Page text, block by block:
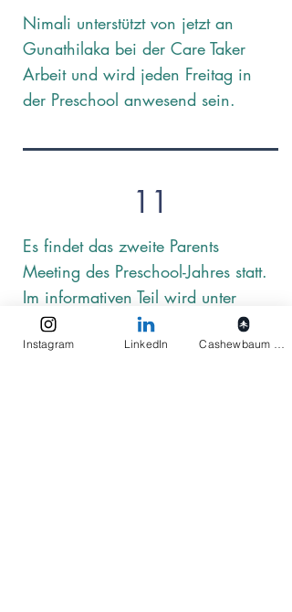
Nimali unterstützt von jetzt an
Gunathilaka bei der Care Taker
Arbeit und wird jeden Freitag in
der Preschool anwesend sein.
11
Es findet das zweite Parents
Meeting des Preschool-Jahres statt.
Im informativen Teil wird unter
anderem die neue Teacher
Aufstellung besprochen wie auch
Instagram LinkedIn